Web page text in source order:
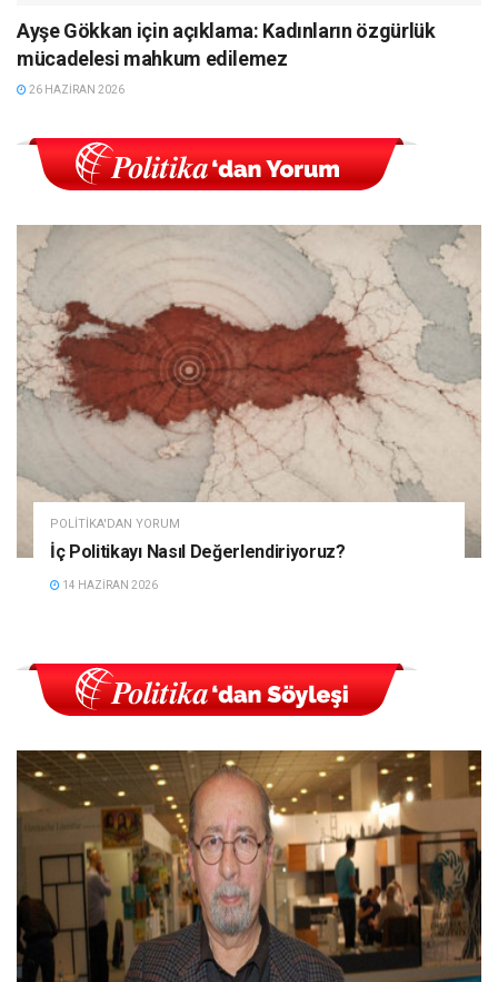
Ayşe Gökkan için açıklama: Kadınların özgürlük
mücadelesi mahkum edilemez
26 HAZIRAN 2026
POLITIKA'DAN YORUM
İç Politikayı Nasıl Değerlendiriyoruz?
14 HAZIRAN 2026